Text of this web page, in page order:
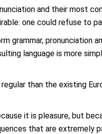
and their most
one could refuse to
grammar, pronunciation
language is more
than the existing
it is pleasure, but
that are extremely